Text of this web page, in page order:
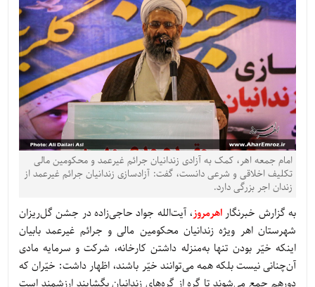
امام جمعه اهر، کمک به آزادی زندانیان جرائم غیرعمد و محکومین مالی
تکلیف اخلاقی و شرعی دانست، گفت: آزادسازی زندانیان جرائم غیرعمد از
زندان اجر بزرگی دارد.
به گزارش خبرنگاراهرمروز، آیت‌الله جواد حاجی‌زاده در جشن گل‌ریزان
شهرستان اهر ویژه زندانیان محکومین مالی و جرائم غیرعمد بابیان
اینکه خیّر بودن تنها به‌منزله داشتن کارخانه، شرکت و سرمایه مادی
آن‌چنانی نیست بلکه همه می‌توانند خیّر باشند، اظهار داشت: خیّران که
دورهم جمع می‌شوند تا گره از گره‌های زندانیان بگشایند ارزشمند است